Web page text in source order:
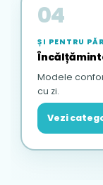
04
ȘI PENTRU
Modele
cu zi.
Vezi